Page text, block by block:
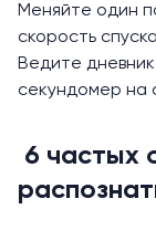
Меняйте один
скорость
Ведите
секундомер на
6 частых